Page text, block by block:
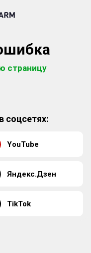
страницу
соцсетях:
YouTube
Яндекс.Дзен
TikTok